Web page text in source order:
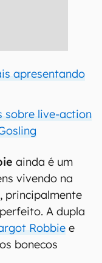
apresentando
sobre live-action
ainda é um
vivendo na
principalmente
A dupla
Robbie e
bonecos